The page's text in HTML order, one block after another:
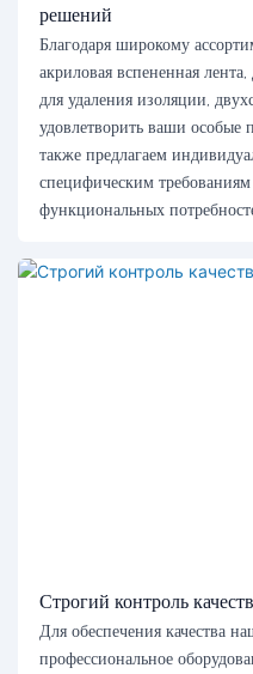
решений
Благодаря широкому
акриловая вспененная
для удаления изоляции,
удовлетворить ваши особые
также предлагаем
специфическим
функциональных
Строгий контроль
Для обеспечения качества
профессиональное